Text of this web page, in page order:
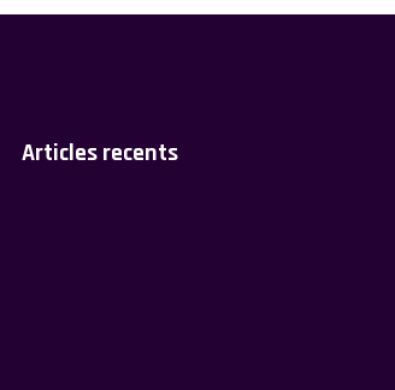
Articles recents